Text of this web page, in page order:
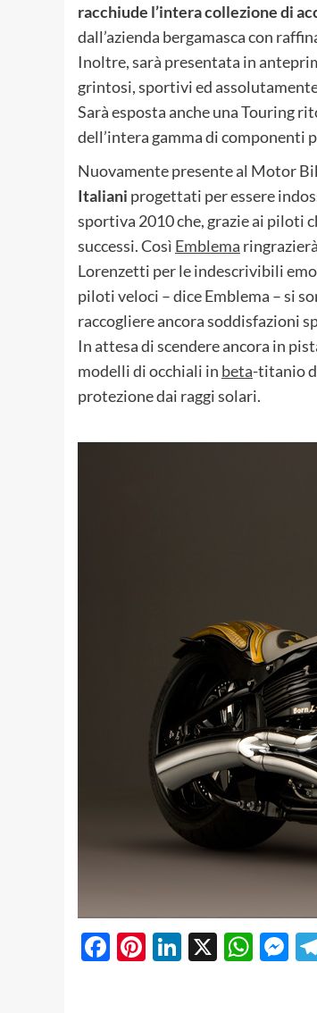
racchiude l’intera collezione di
dall’azienda bergamasca con
Inoltre, sarà presentata in
grintosi, sportivi ed
Sarà esposta anche una Touring
dell’intera gamma di componenti
Nuovamente presente al Motor
Italiani progettati per essere
sportiva 2010 che, grazie ai piloti
successi. Così Emblema
Lorenzetti per le indescrivibili
piloti veloci – dice Emblema – si
raccogliere ancora soddisfazioni
In attesa di scendere ancora in
modelli di occhiali in beta-titanio
protezione dai raggi solari.
Facebook
Pinterest
LinkedIn
X